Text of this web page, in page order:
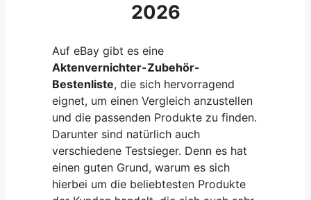
2026
Auf eBay gibt es eine
Aktenvernichter-Zubehör-
Bestenliste, die sich hervorragend
eignet, um einen Vergleich anzustellen
und die passenden Produkte zu finden.
Darunter sind natürlich auch
verschiedene Testsieger. Denn es hat
einen guten Grund, warum es sich
hierbei um die beliebtesten Produkte